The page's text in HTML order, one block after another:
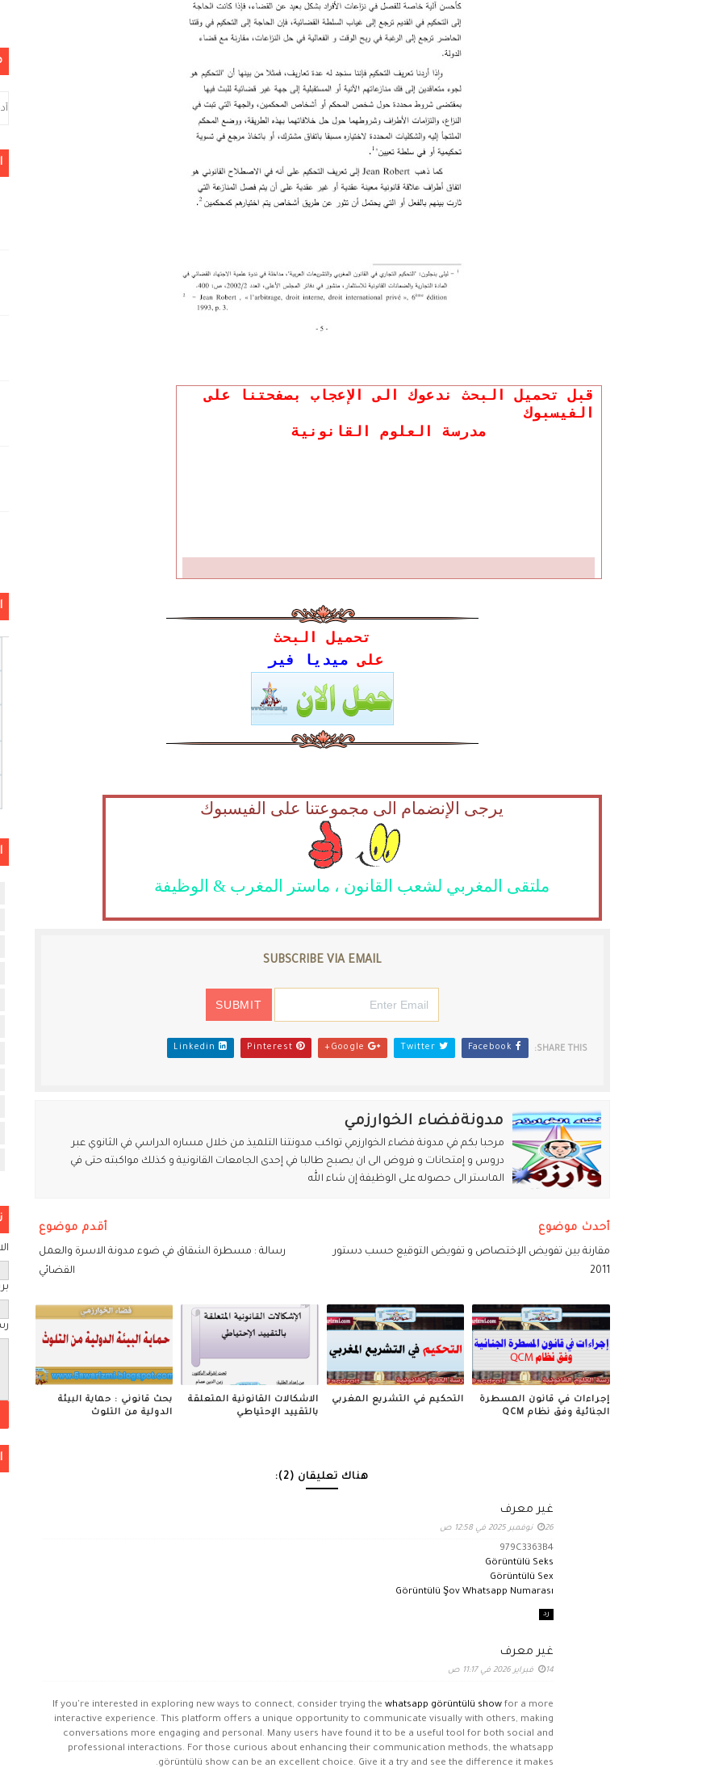
قبل تحميل البحث ندعوك الى الإعجاب بصفحتنا على
الفيسبوك
مدرسة العلوم القانونية
تحميل البحث
على ميديا فير
يرجى الإنضمام الى مجموعتنا على الفيسبوك
ملتقى المغربي لشعب القانون ، ماستر المغرب & الوظيفة
SUBSCRIBE VIA EMAIL
SHARE THIS:
مدونةفضاء الخوارزمي
مرحبا بكم في مدونة فضاء الخوارزمي تواكب مدونتنا التلميذ من خلال مساره الدراسي في الثانوي عبر
دروس و إمتحانات و فروض الى ان يصبح طالبا في إحدى الجامعات القانونية و كذلك مواكبته حتى في
الماستر الى حصوله على الوظيفة إن شاء الله
أحدث موضوع
مقارنة بين تفويض الإختصاص و تفويض التوقيع حسب دستور
2011
أقدم موضوع
رسالة : مسطرة الشقاق في ضوء مدونة الاسرة والعمل
القضائي
إجراءات في قانون المسطرة
الجنائية وفق نظام QCM
التحكيم في التشريع المغربي
الاشكالات القانونية المتعلقة
بالتقييد الإحتياطي
بحث قانوني : حماية البيئة
الدولية من التلوث
هناك تعليقان (2):
غير معرف
26 نوفمبر 2025 في 12:58 ص
979C3363B4
Görüntülü Seks
Görüntülü Sex
Görüntülü Şov Whatsapp Numarası
رد
غير معرف
14 فبراير 2026 في 11:17 ص
If you're interested in exploring new ways to connect, consider trying the whatsapp görüntülü showfor a more
interactive experience. This platform offers a unique opportunity to communicate visually with others, making
conversations more engaging and personal. Many users have found it to be a useful tool for both social and
professional interactions. For those curious about enhancing their communication methods, the whatsapp
görüntülü show can be an excellent choice. Give it a try and see the difference it makes.